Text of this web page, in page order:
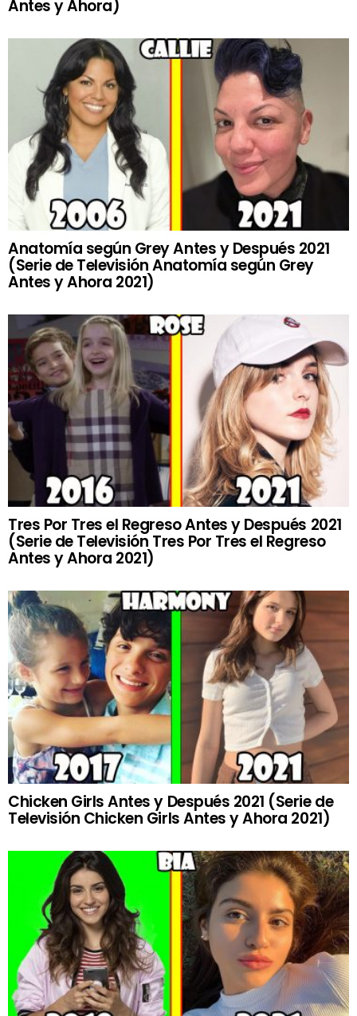
Antes y Ahora)
Anatomía según Grey Antes y Después 2021
(Serie de Televisión Anatomía según Grey
Antes y Ahora 2021)
Tres Por Tres el Regreso Antes y Después 2021
(Serie de Televisión Tres Por Tres el Regreso
Antes y Ahora 2021)
Chicken Girls Antes y Después 2021 (Serie de
Televisión Chicken Girls Antes y Ahora 2021)